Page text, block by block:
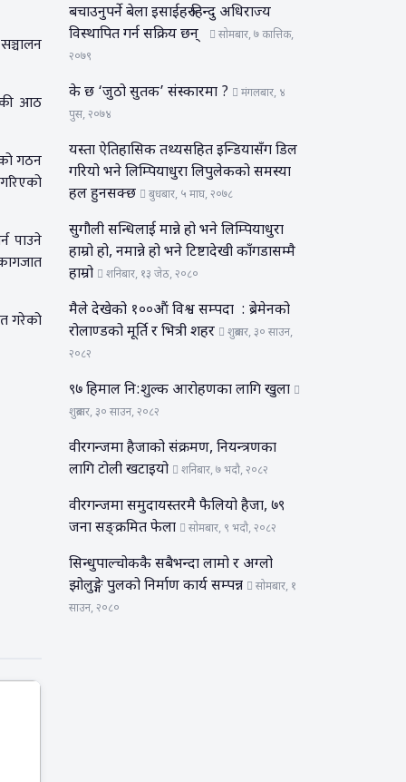
आठ
गठन
पाउने
गरेको
बचाउनुपर्ने बेला इसाईहरु हिन्दु अधिराज्य
विस्थापित गर्न सक्रिय छन्
सोमबार, ७ कात्तिक,
२०७९
के छ ‘जुठो सुतक’ संस्कारमा ?
मंगलबार, ४
पुस, २०७४
यस्ता ऐतिहासिक तथ्यसहित इन्डियासँग डिल
गरियो भने लिम्पियाधुरा लिपुलेकको समस्या
हल हुनसक्छ
बुधबार, ५ माघ, २०७८
सुगौली सन्धिलाई मान्ने हो भने लिम्पियाधुरा
हाम्रो हो, नमान्ने हो भने टिष्टादेखी काँगडासम्मै
हाम्रो
शनिबार, १३ जेठ, २०८०
मैले देखेको १००औं विश्व सम्पदा : ब्रेमेनको
रोलाण्डको मूर्ति र भित्री शहर
शुक्रबार, ३० साउन,
२०८२
९७ हिमाल नि:शुल्क आरोहणका लागि खुला
शुक्रबार, ३० साउन, २०८२
वीरगन्जमा हैजाको संक्रमण, नियन्त्रणका
लागि टोली खटाइयो
शनिबार, ७ भदौ, २०८२
वीरगन्जमा समुदायस्तरमै फैलियो हैजा, ७९
जना सङ्क्रमित फेला
सोमबार, ९ भदौ, २०८२
सिन्धुपाल्चोककै सबैभन्दा लामो र अग्लो
झोलुङ्गे पुलको निर्माण कार्य सम्पन्न
सोमबार, १
साउन, २०८०